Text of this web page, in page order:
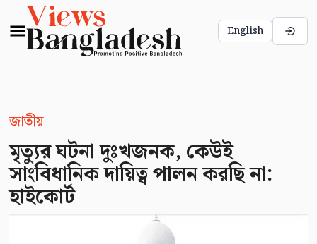
English
জাতীয়
মৃত্যুর ঘটনা দুঃখজনক, কেউই
সাংবিধানিক দায়িত্ব পালন করছি না:
হাইকোর্ট